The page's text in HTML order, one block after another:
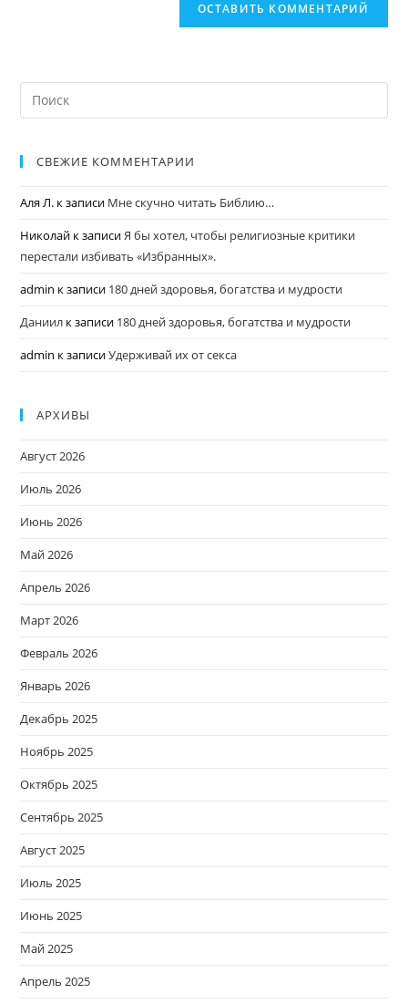
СВЕЖИЕ КОММЕНТАРИИ
Аля Л. к записи Мне скучно читать Библию…
Николай к записиЯ бы хотел, чтобы религиозные критики
перестали избивать «Избранных».
admin к записи 180 дней здоровья, богатства и мудрости
Даниил к записи 180 дней здоровья, богатства и мудрости
admin к записиУдерживай их от секса
АРХИВЫ
Август 2026
Июль 2026
Июнь 2026
Май 2026
Апрель 2026
Март 2026
Февраль 2026
Январь 2026
Декабрь 2025
Ноябрь 2025
Октябрь 2025
Сентябрь 2025
Август 2025
Июль 2025
Июнь 2025
Май 2025
Апрель 2025